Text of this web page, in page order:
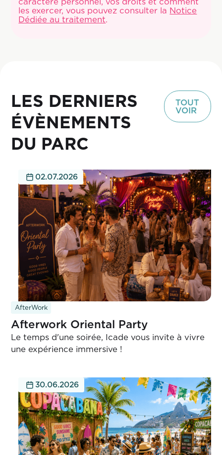
les exercer, vous pouvez consulter la Notice
Dédiée au traitement.
LES DERNIERS
ÉVÈNEMENTS
DU PARC
TOUT
VOIR
02.07.2026
AfterWork
Afterwork Oriental Party
Le temps d'une soirée, Icade vous invite à vivre
une expérience immersive !
30.06.2026